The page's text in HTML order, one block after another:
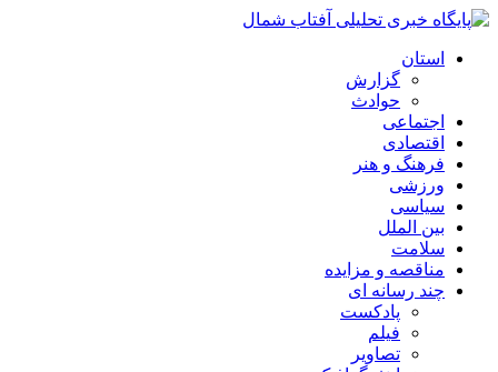
استان
گزارش
حوادث
اجتماعی
اقتصادی
فرهنگ و هنر
ورزشی
سیاسی
بین الملل
سلامت
مناقصه و مزایده
چند رسانه ای
پادکست
فیلم
تصاویر